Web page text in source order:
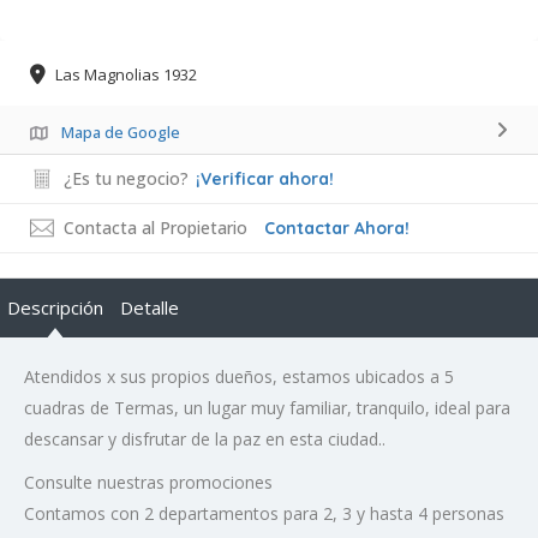
Las Magnolias 1932
Mapa de Google
¿Es tu negocio? ¡Verificar ahora!
Contacta al Propietario Contactar Ahora!
Descripción Detalle
Atendidos x sus propios dueños, estamos ubicados a 5
cuadras de Termas, un lugar muy familiar, tranquilo, ideal para
descansar y disfrutar de la paz en esta ciudad..
Consulte nuestras promociones
Contamos con 2 departamentos para 2, 3 y hasta 4 personas